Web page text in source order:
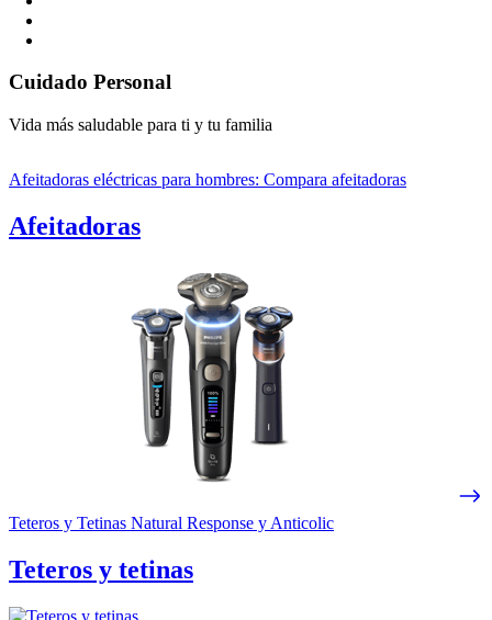
Cuidado Personal
Vida más saludable para ti y tu familia
Afeitadoras eléctricas para hombres: Compara afeitadoras
Afeitadoras
Teteros y Tetinas Natural Response y Anticolic
Teteros y tetinas